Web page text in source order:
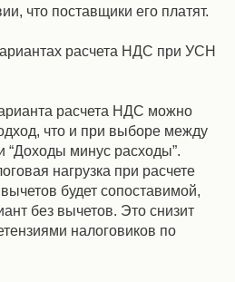
что поставщики его платят.
расчета НДС при УСН
расчета НДС можно
что и при выборе между
“Доходы минус расходы”.
нагрузка при расчете
будет сопоставимой,
без вычетов. Это снизит
налоговиков по